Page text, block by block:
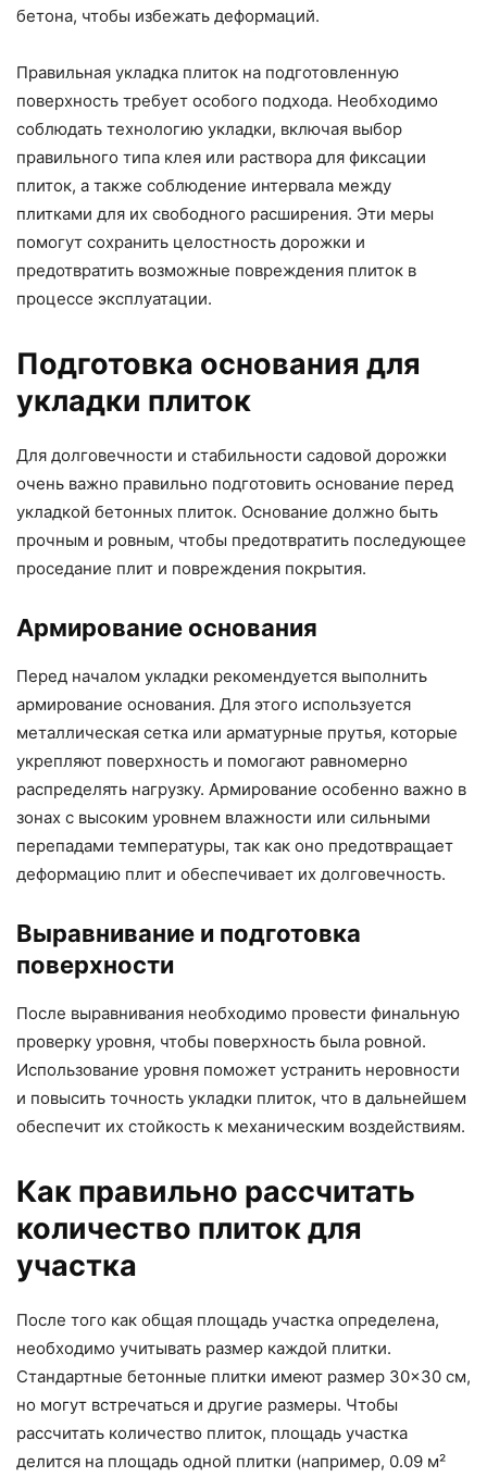
бетона, чтобы избежать деформаций.
Правильная укладка плиток на подготовленную
поверхность требует особого подхода. Необходимо
соблюдать технологию укладки, включая выбор
правильного типа клея или раствора для фиксации
плиток, а также соблюдение интервала между
плитками для их свободного расширения. Эти меры
помогут сохранить целостность дорожки и
предотвратить возможные повреждения плиток в
процессе эксплуатации.
Подготовка основания для
укладки плиток
Для долговечности и стабильности садовой дорожки
очень важно правильно подготовить основание перед
укладкой бетонных плиток. Основание должно быть
прочным и ровным, чтобы предотвратить последующее
проседание плит и повреждения покрытия.
Армирование основания
Перед началом укладки рекомендуется выполнить
армирование основания. Для этого используется
металлическая сетка или арматурные прутья, которые
укрепляют поверхность и помогают равномерно
распределять нагрузку. Армирование особенно важно в
зонах с высоким уровнем влажности или сильными
перепадами температуры, так как оно предотвращает
деформацию плит и обеспечивает их долговечность.
Выравнивание и подготовка
поверхности
После выравнивания необходимо провести финальную
проверку уровня, чтобы поверхность была ровной.
Использование уровня поможет устранить неровности
и повысить точность укладки плиток, что в дальнейшем
обеспечит их стойкость к механическим воздействиям.
Как правильно рассчитать
количество плиток для
участка
После того как общая площадь участка определена,
необходимо учитывать размер каждой плитки.
Стандартные бетонные плитки имеют размер 30×30 см,
но могут встречаться и другие размеры. Чтобы
рассчитать количество плиток, площадь участка
делится на площадь одной плитки (например, 0.09 м²